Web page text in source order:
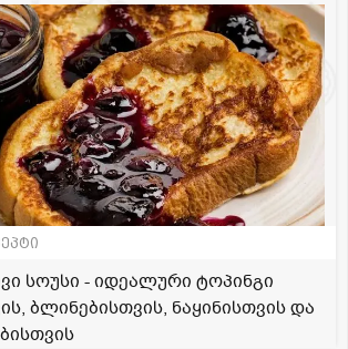
სოუსი - იდეალური ტოპინგი
ბლინებისთვის, ნაყინისთვის და